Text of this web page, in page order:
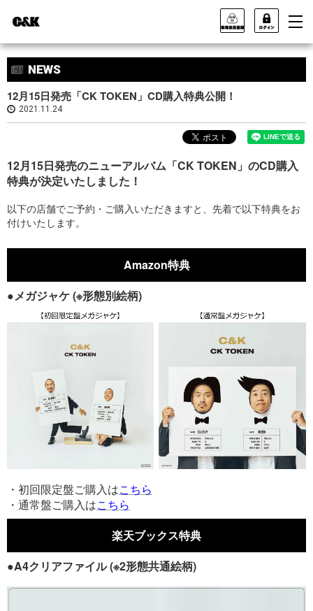
12月15日発売「CK TOKEN」CD購入特典公開！
2021.11.24
12月15日発売のニューアルバム「CK TOKEN」のCD購入
特典が決定いたしました！
以下の店舗でご予約・ご購入いただきますと、先着で以下特典をお
付けいたします。
Amazon特典
●メガジャケ (※形態別絵柄)
・初回限定盤ご購入はこちら
・通常盤ご購入はこちら
楽天ブックス特典
●A4クリアファイル (※2形態共通絵柄)